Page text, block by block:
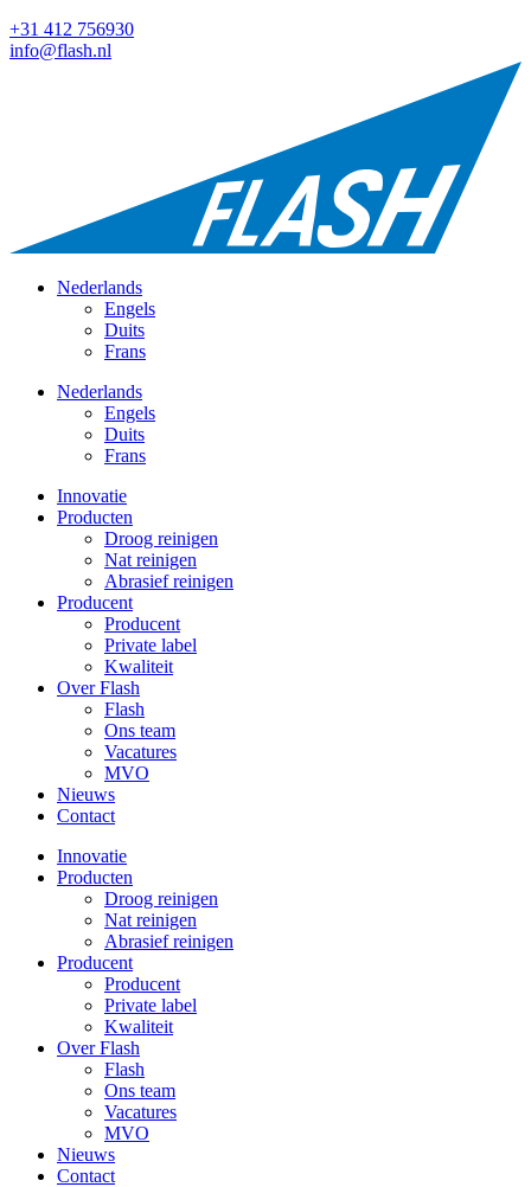
+31 412 756930
info@flash.nl
Nederlands
Engels
Duits
Frans
Nederlands
Engels
Duits
Frans
Innovatie
Producten
Droog reinigen
Nat reinigen
Abrasief reinigen
Producent
Producent
Private label
Kwaliteit
Over Flash
Flash
Ons team
Vacatures
MVO
Nieuws
Contact
Innovatie
Producten
Droog reinigen
Nat reinigen
Abrasief reinigen
Producent
Producent
Private label
Kwaliteit
Over Flash
Flash
Ons team
Vacatures
MVO
Nieuws
Contact